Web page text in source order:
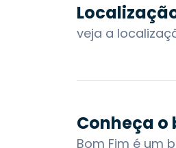
veja a
Conheça o